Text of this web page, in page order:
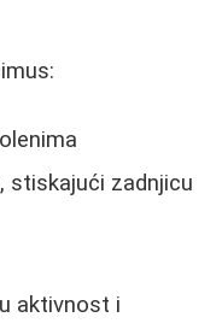
stiskajući zadnjicu
aktivnost i